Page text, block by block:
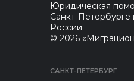
Юридическая
Санкт-
России
© 2026
САНКТ-ПЕТЕРБУРГ